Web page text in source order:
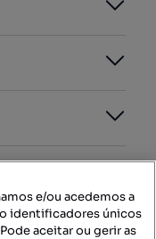
e/ou acedemos a
identificadores únicos
aceitar ou gerir as